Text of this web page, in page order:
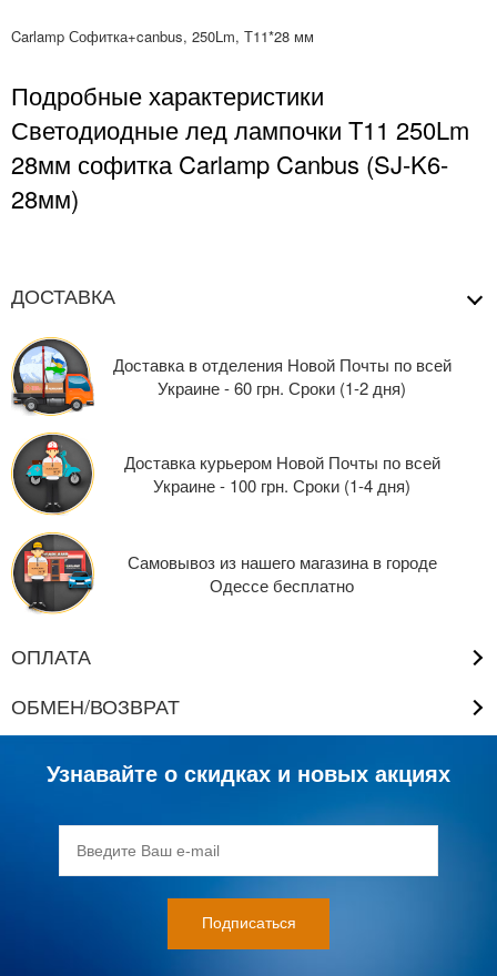
Carlamp Софитка+canbus, 250Lm, Т11*28 мм
Подробные характеристики
Светодиодные лед лампочки T11 250Lm
28мм софитка Carlamp Canbus (SJ-K6-
28мм)
ДОСТАВКА
Доставка в отделения Новой Почты по всей
Украине - 60 грн. Сроки (1-2 дня)
Доставка курьером Новой Почты по всей
Украине - 100 грн. Сроки (1-4 дня)
Самовывоз из нашего магазина в городе
Одессе бесплатно
ОПЛАТА
ОБМЕН/ВОЗВРАТ
Узнавайте о скидках и новых акциях